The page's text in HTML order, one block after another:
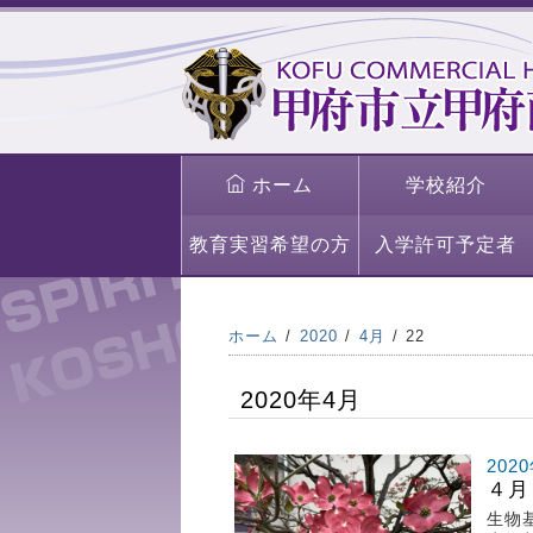
ホーム 学校紹介
教育実習希望の方 入学許可予定者
ホーム 2020 4月 22
2020年4月
４
生物